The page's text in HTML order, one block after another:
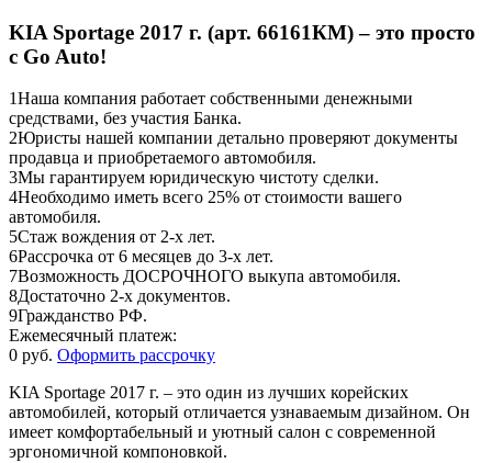
KIA Sportage 2017 г. (арт. 66161КМ) – это просто
с Go Auto!
1Наша компания работает собственными денежными
средствами, без участия Банка.
2Юристы нашей компании детально проверяют документы
продавца и приобретаемого автомобиля.
3Мы гарантируем юридическую чистоту сделки.
4Необходимо иметь всего 25% от стоимости вашего
автомобиля.
5Стаж вождения от 2-х лет.
6Рассрочка от 6 месяцев до 3-х лет.
7Возможность ДОСРОЧНОГО выкупа автомобиля.
8Достаточно 2-х документов.
9Гражданство РФ.
Ежемесячный платеж:
0 руб. Оформить рассрочку
KIA Sportage 2017 г. – это один из лучших корейских
автомобилей, который отличается узнаваемым дизайном. Он
имеет комфортабельный и уютный салон с современной
эргономичной компоновкой.